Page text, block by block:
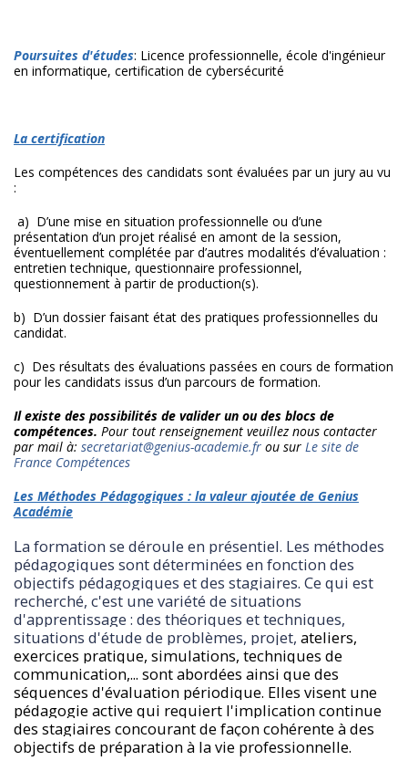
Poursuites d'études: Licence professionnelle, école d'ingénieur
en informatique, certification de cybersécurité
La certification
Les compétences des candidats sont évaluées par un jury au vu
:
a) D’une mise en situation professionnelle ou d’une
présentation d’un projet réalisé en amont de la session,
éventuellement complétée par d’autres modalités d’évaluation :
entretien technique, questionnaire professionnel,
questionnement à partir de production(s).
b) D’un dossier faisant état des pratiques professionnelles du
candidat.
c) Des résultats des évaluations passées en cours de formation
pour les candidats issus d’un parcours de formation.
Il existe des possibilités de valider un ou des blocs de
compétences. Pour tout renseignement veuillez nous contacter
par mail à: secretariat@genius-academie.fr ou sur Le site de
France Compétences
Les Méthodes Pédagogiques : la valeur ajoutée de Genius
Académie
La formation se déroule en présentiel. Les méthodes
pédagogiques sont déterminées en fonction des
objectifs pédagogiques et des stagiaires. Ce qui est
recherché, c'est une variété de situations
d'apprentissage : des théoriques et techniques,
situations d'étude de problèmes, projet, ateliers,
exercices pratique, simulations, techniques de
communication,... sont abordées ainsi que des
séquences d'évaluation périodique. Elles visent une
pédagogie active qui requiert l'implication continue
des stagiaires concourant de façon cohérente à des
objectifs de préparation à la vie professionnelle.